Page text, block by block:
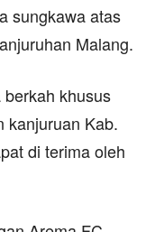
sungkawa atas
Malang.
berkah khusus
kanjuruan Kab.
di terima oleh